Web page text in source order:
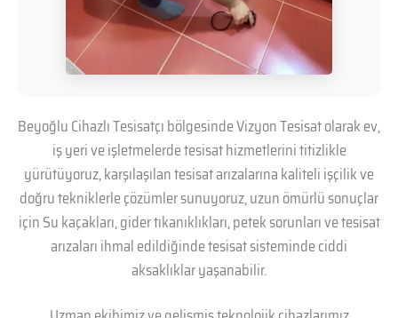
Beyoğlu Cihazlı Tesisatçı bölgesinde Vizyon Tesisat olarak ev,
iş yeri ve işletmelerde tesisat hizmetlerini titizlikle
yürütüyoruz, karşılaşılan tesisat arızalarına kaliteli işçilik ve
doğru tekniklerle çözümler sunuyoruz, uzun ömürlü sonuçlar
için Su kaçakları, gider tıkanıklıkları, petek sorunları ve tesisat
arızaları ihmal edildiğinde tesisat sisteminde ciddi
aksaklıklar yaşanabilir.